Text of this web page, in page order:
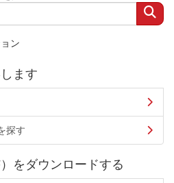
ン
ます
探す
をダウンロードする